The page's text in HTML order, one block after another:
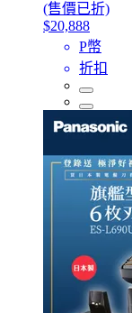
(售價已折)
$20,888
P幣
折扣